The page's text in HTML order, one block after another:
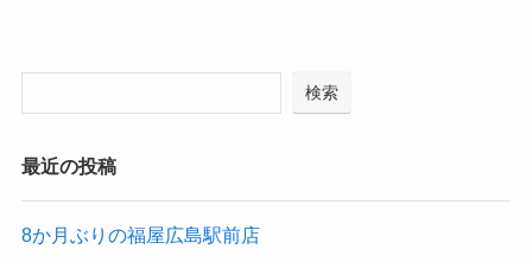
検索
最近の投稿
8か月ぶりの福屋広島駅前店